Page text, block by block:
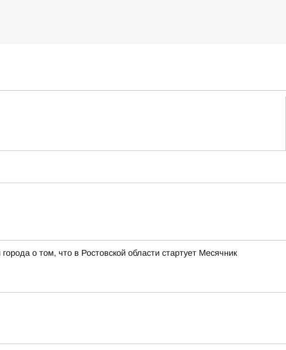
о том, что в Ростовской области стартует Месячник